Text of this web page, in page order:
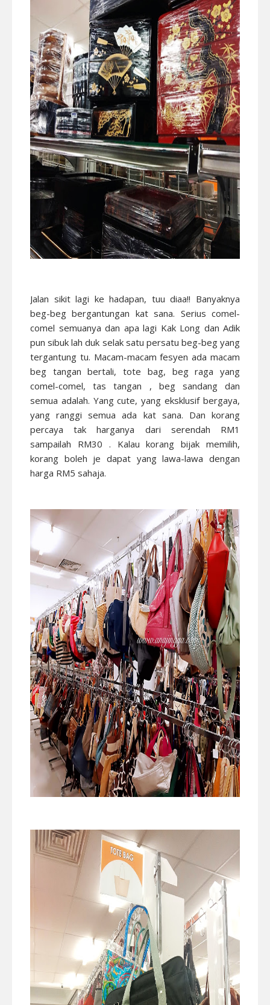
Jalan sikit lagi ke hadapan, tuu diaa!! Banyaknya
beg-beg bergantungan kat sana. Serius comel-
comel semuanya dan apa lagi Kak Long dan Adik
pun sibuk lah duk selak satu persatu beg-beg yang
tergantung tu. Macam-macam fesyen ada macam
beg tangan bertali, tote bag, beg raga yang
comel-comel, tas tangan , beg sandang dan
semua adalah. Yang cute, yang eksklusif bergaya,
yang ranggi semua ada kat sana. Dan korang
percaya tak harganya dari serendah RM1
sampailah RM30 . Kalau korang bijak memilih,
korang boleh je dapat yang lawa-lawa dengan
harga RM5 sahaja.